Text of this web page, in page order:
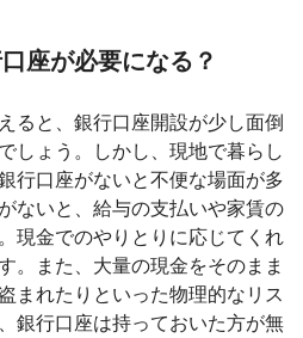
座が必要になる？
ると、銀行口座開設が少し面倒
しょう。しかし、現地で暮らし
行口座がないと不便な場面が多
ないと、給与の支払いや家賃の
現金でのやりとりに応じてくれ
。また、大量の現金をそのまま
まれたりといった物理的なリス
銀行口座は持っておいた方が無